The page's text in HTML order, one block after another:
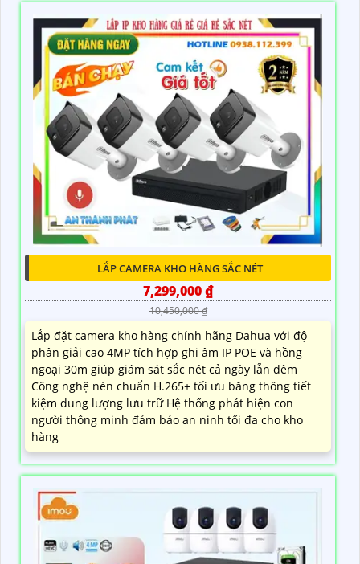
LẮP CAMERA KHO HÀNG SẮC NÉT
7,299,000 ₫
10,450,000 ₫
Lắp đặt camera kho hàng chính hãng Dahua với độ
phân giải cao 4MP tích hợp ghi âm IP POE và hồng
ngoại 30m giúp giám sát sắc nét cả ngày lẫn đêm
Công nghệ nén chuẩn H.265+ tối ưu băng thông tiết
kiệm dung lượng lưu trữ Hệ thống phát hiện con
người thông minh đảm bảo an ninh tối đa cho kho
hàng